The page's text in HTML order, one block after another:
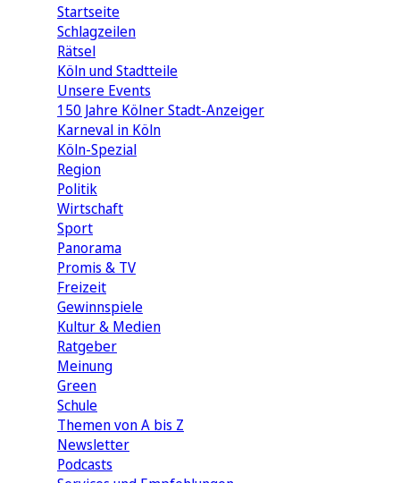
Startseite
Schlagzeilen
Rätsel
Köln und Stadtteile
Unsere Events
150 Jahre Kölner Stadt-Anzeiger
Karneval in Köln
Köln-Spezial
Region
Politik
Wirtschaft
Sport
Panorama
Promis & TV
Freizeit
Gewinnspiele
Kultur & Medien
Ratgeber
Meinung
Green
Schule
Themen von A bis Z
Newsletter
Podcasts